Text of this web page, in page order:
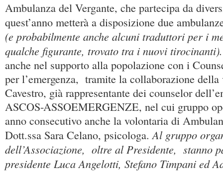
Ambulanza del Vergante, che partecipa da
quest’anno metterà a disposizione due
(e probabilmente anche alcuni traduttori per i
qualche figurante, trovato tra i nuovi
anche nel supporto alla popolazione con i
per l’emergenza, tramite la collaborazione
Cavestro, già rappresentante dei counselor
ASCOS-ASSOEMERGENZE, nel cui gruppo
anno consecutivo anche la volontaria di
Dott.ssa Sara Celano, psicologa.Al gruppo
dell’Associazione, oltre al Presidente, stanno
presidente Luca Angelotti, Stefano Timpani ed